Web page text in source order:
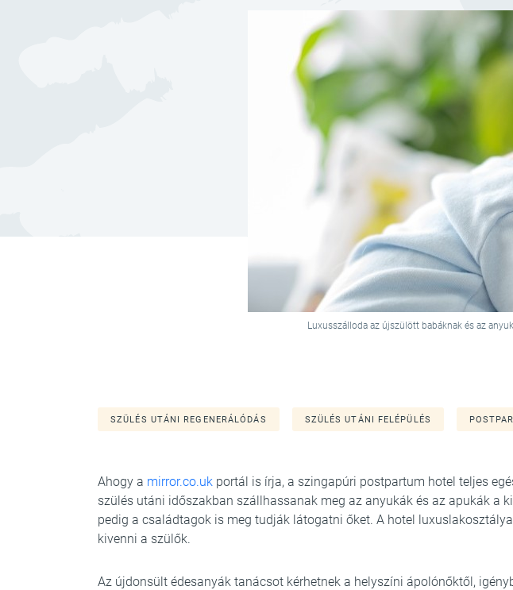
Luxusszálloda az újszülött babáknak és az
SZÜLÉS UTÁNI REGENERÁLÓDÁS SZÜLÉS UTÁNI FELÉPÜLÉS
Ahogy a mirror.co.uk portál is írja, a szingapúri postpartum hotel teljes
szülés utáni időszakban szállhassanak meg az anyukák és az apukák a
pedig a családtagok is meg tudják látogatni őket. A hotel
kivenni a szülők.
Az újdonsült édesanyák tanácsot kérhetnek a helyszíni ápolónőktől,